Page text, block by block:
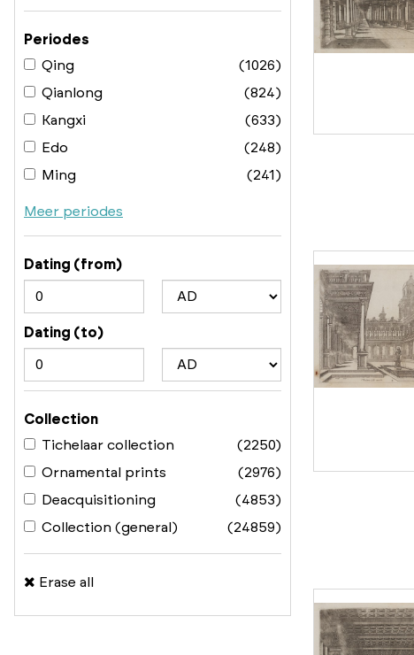
Periodes
Qing
(1026)
Qianlong
(824)
Kangxi
(633)
Edo
(248)
Ming
(241)
Meer periodes
Dating (from)
Dating (to)
Collection
Tichelaar collection
(2250)
Ornamental prints
(2976)
Deacquisitioning
(4853)
Collection (general)
(24859)
Erase all